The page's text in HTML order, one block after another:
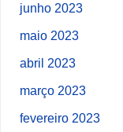
junho 2023
maio 2023
abril 2023
março 2023
fevereiro 2023